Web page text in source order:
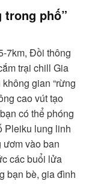
trong phố”
7km, Đồi thông
trại chill Gia
gian “rừng
cao vút tạo
có thể phóng
Pleiku lung linh
vào ban
các buổi lửa
bạn bè, gia đình